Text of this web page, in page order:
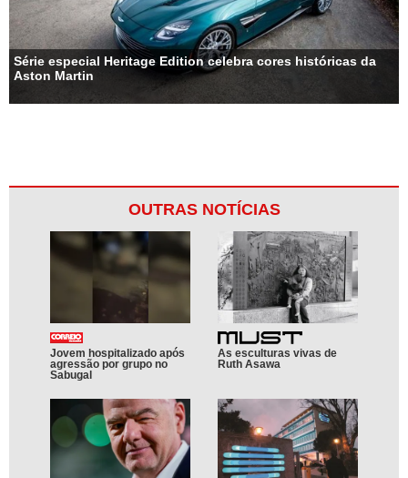
Série especial Heritage Edition celebra cores históricas da
Aston Martin
OUTRAS NOTÍCIAS
Jovem hospitalizado após
agressão por grupo no
Sabugal
As esculturas vivas de
Ruth Asawa